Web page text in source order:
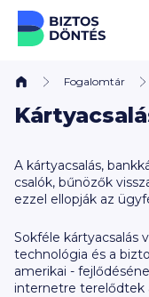
Ugrás a
Fogalomtár
A kártyacsalás,
csalók, bűnözők
ezzel ellopják az
Sokféle kártyacsalás
technológia és a
amerikai -
internetre terelődtek